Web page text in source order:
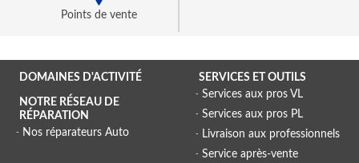
Points de vente
DOMAINES D'ACTIVITÉ
NOTRE RÉSEAU DE
RÉPARATION
Nos réparateurs Auto
SERVICES ET OUTILS
Services aux pros VL
Services aux pros PL
Livraison aux professionnels
Service après-vente